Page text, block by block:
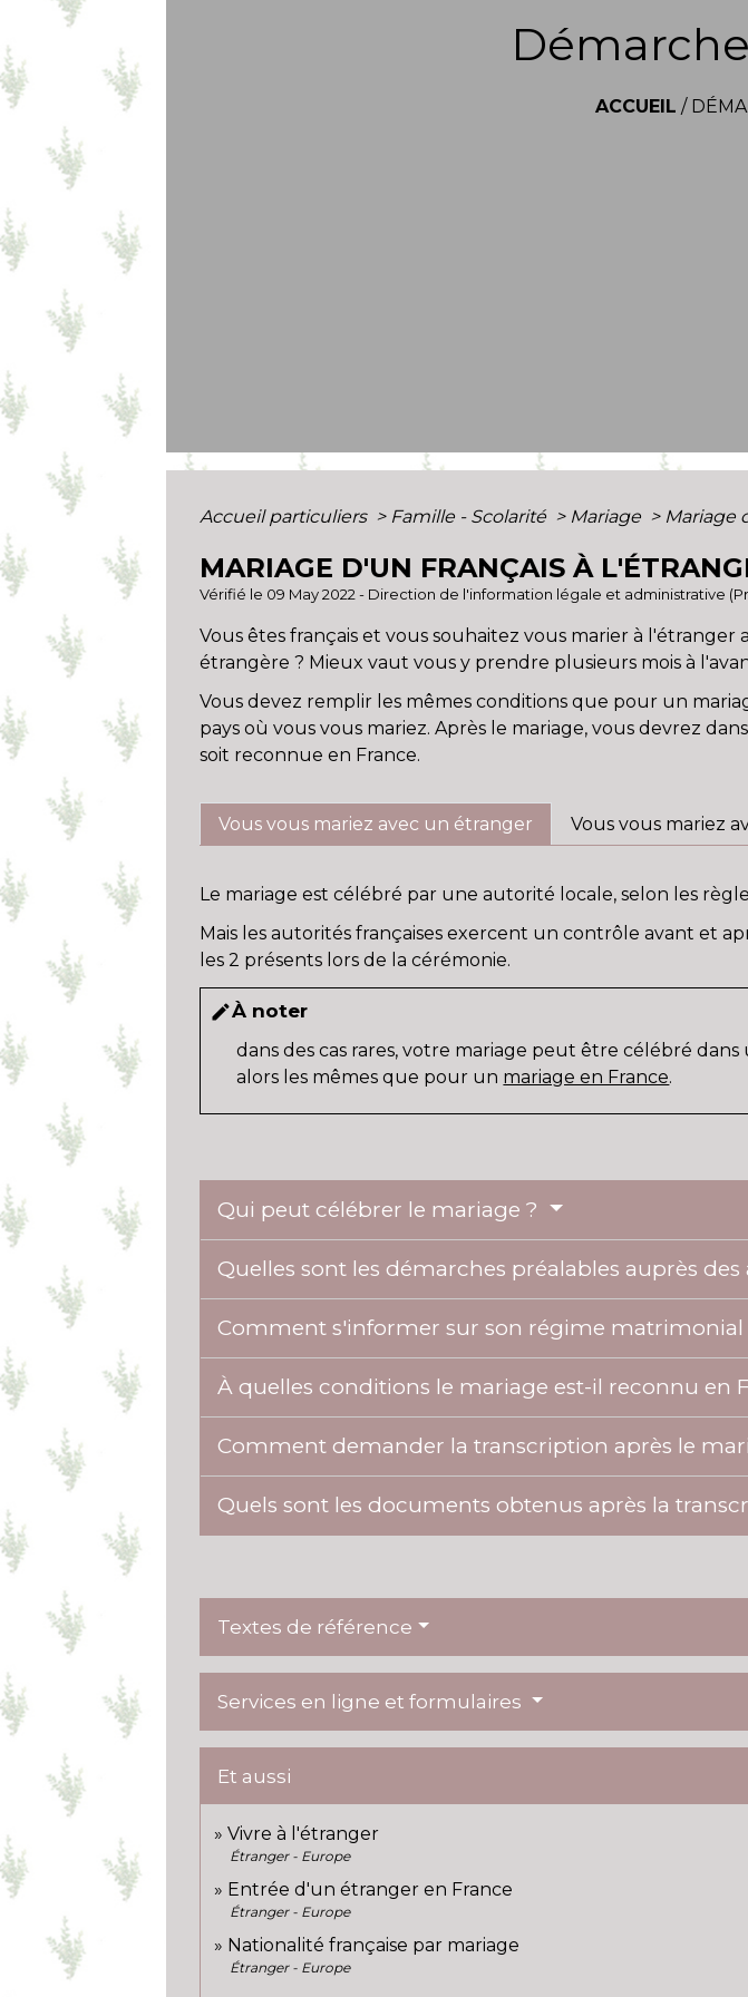
ACCUEIL /
Accueil particuliers > Famille - Scolarité > Mariage > Mariage
MARIAGE D'UN FRANÇAIS À
Vérifié le 09 May 2022 - Direction de l'information légale et administrative
Vous êtes français et vous souhaitez vous marier à
étrangère ? Mieux vaut vous y prendre plusieurs mois à
Vous devez remplir les mêmes conditions que pour un
pays où vous vous mariez. Après le mariage, vous devrez
soit reconnue en France.
Vous vous mariez avec un étranger Vous vous mariez
Le mariage est célébré par une autorité locale, selon les
Mais les autorités françaises exercent un contrôle avant et
les 2 présents lors de la cérémonie.
editÀ noter
dans des cas rares, votre mariage peut être célébré
alors les mêmes que pour un mariage en France.
Qui peut célébrer le mariage ?
Quelles sont les démarches préalables auprès des
Comment s'informer sur son régime matrimonial
À quelles conditions le mariage est-il reconnu en
Comment demander la transcription après le
Quels sont les documents obtenus après la
Textes de référence
Services en ligne et formulaires
Et aussi
Vivre à l'étranger
Étranger - Europe
Entrée d'un étranger en France
Étranger - Europe
Nationalité française par mariage
Étranger - Europe